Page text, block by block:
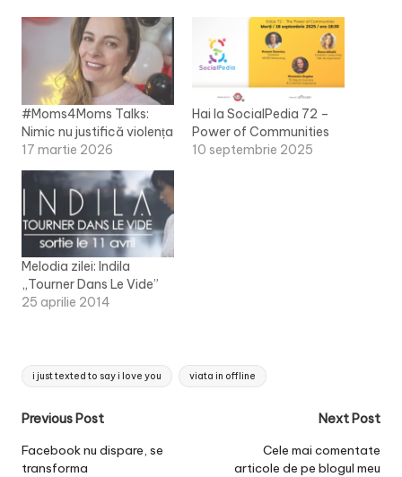
#Moms4Moms Talks:
Nimic nu justifică violența
17 martie 2026
Hai la SocialPedia 72 –
Power of Communities
10 septembrie 2025
Melodia zilei: Indila
„Tourner Dans Le Vide”
25 aprilie 2014
Tags:
i just texted to say i love you viata in offline
Post
navigation
Previous Post
Facebook nu dispare, se
transforma
Next Post
Cele mai comentate
articole de pe blogul meu